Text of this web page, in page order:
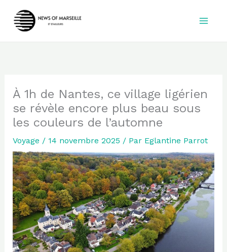
À 1h de Nantes, ce village ligérien
se révèle encore plus beau sous
les couleurs de l’automne
Voyage / 14 novembre 2025 / Par Eglantine Parrot